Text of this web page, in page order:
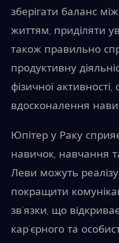
зберігати баланс
життям, приділяти
також правильно
продуктивну
фізичної активності,
вдосконалення
Юпітер у Раку
навичок, навчання
Леви можуть
покращити
зв’язки, що
кар’єрного та